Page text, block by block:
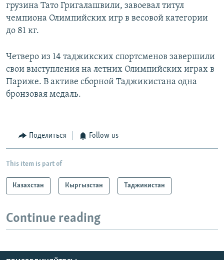
грузина Тато Григалашвили, завоевал титул
чемпиона Олимпийских игр в весовой категории
до 81 кг.
Четверо из 14 таджикских спортсменов завершили
свои выступления на летних Олимпийских играх в
Париже. В активе сборной Таджикистана одна
бронзовая медаль.
Поделиться Follow us
This item is part of
Казахстан Кыргызстан Таджикистан
Continue reading